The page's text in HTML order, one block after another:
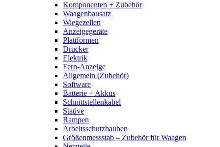
Komponenten + Zubehör
Waagenbausatz
Wiegezellen
Anzeigegeräte
Plattformen
Drucker
Elektrik
Fern-Anzeige
Allgemein (Zubehör)
Software
Batterie + Akkus
Schnittstellenkabel
Stative
Rampen
Arbeitsschutzhauben
Größenmessstab – Zubehör für Waagen